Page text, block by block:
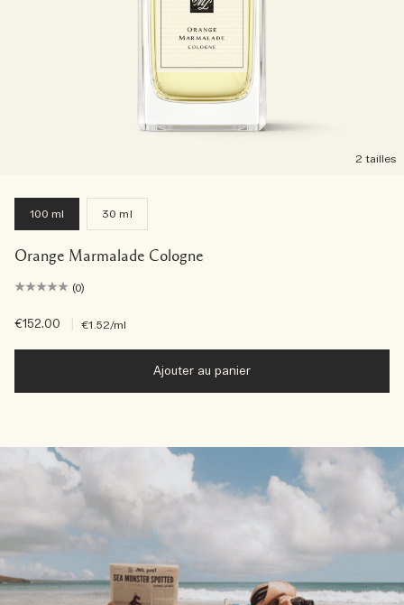
2 tailles
100 ml 30 ml
Orange Marmalade Cologne
(0)
€152.00 €1.52/ml
Ajouter au panier